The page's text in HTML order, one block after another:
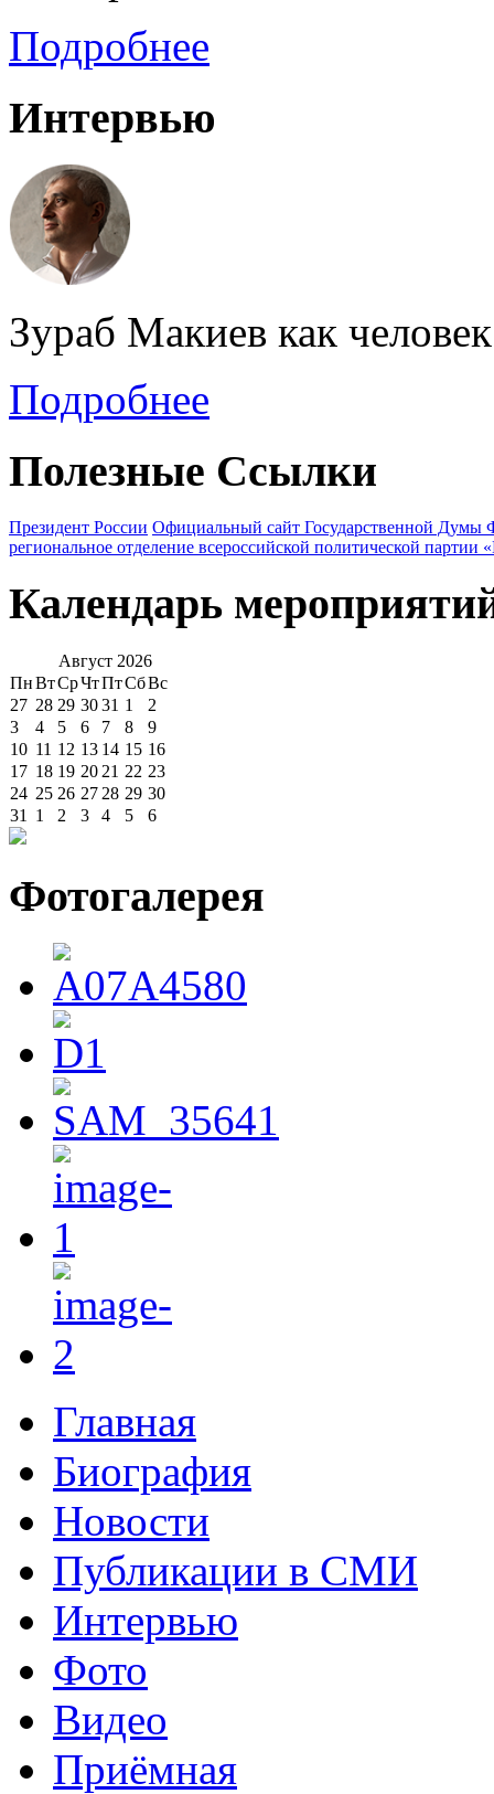
Подробнее
Интервью
Зураб Макиев как
Подробнее
Полезные Ссылки
Президент России Официальный сайт Государственной Думы
региональное отделение всероссийской политической партии
Календарь
Август 2026
ПнВтСрЧтПтСбВс
27 28 29 3031 1
2
3
4 5 6 7 8
9
10 11 12 13 14 15 16
17 18 19 20 21 22 23
24 25 26 27 28 29 30
31
1 2 3 4 5 6
Фотогалерея
Главная
Биография
Новости
Публикации в СМИ
Интервью
Фото
Видео
Приёмная